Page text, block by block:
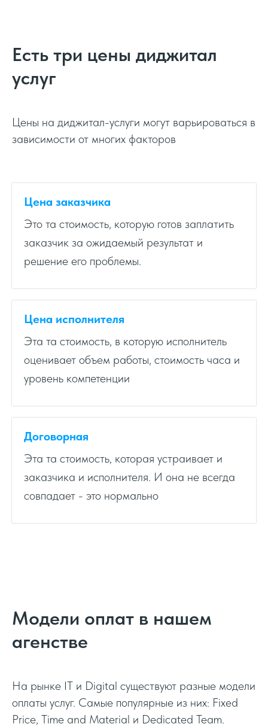
Есть три цены диджитал
услуг
Цены на диджитал-услуги могут варьироваться в
зависимости от многих факторов
Цена заказчика
Это та стоимость, которую готов заплатить
заказчик за ожидаемый результат и
решение его проблемы.
Цена исполнителя
Эта та стоимость, в которую исполнитель
оценивает объем работы, стоимость часа и
уровень компетенции
Договорная
Эта та стоимость, которая устраивает и
заказчика и исполнителя. И она не всегда
совпадает - это нормально
Модели оплат в нашем
агенстве
На рынке IT и Digital существуют разные модели
оплаты услуг. Самые популярные из них: Fixed
Price, Time and Material и Dedicated Team.